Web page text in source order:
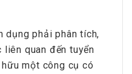
dụng phải phân tích,
quan đến tuyển
một công cụ có